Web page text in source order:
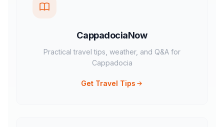
CappadociaNow
Practical travel tips, weather, and Q&A for
Cappadocia
Get Travel Tips